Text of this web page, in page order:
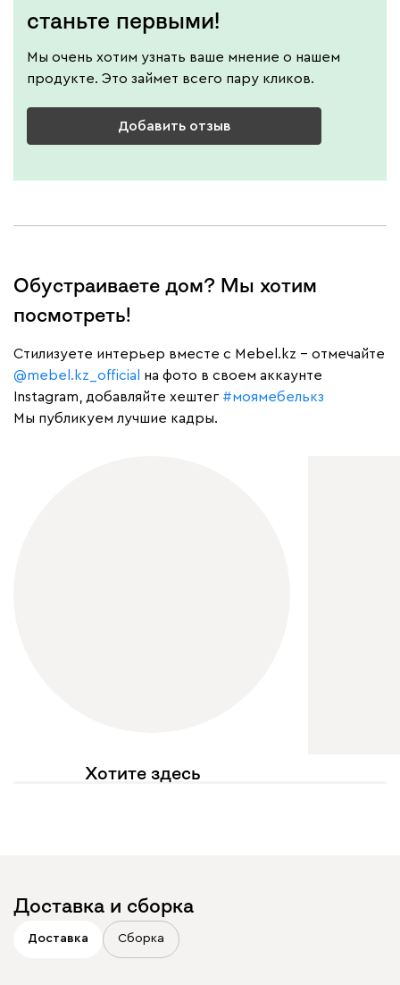
станьте первыми!
Мы очень хотим узнать ваше мнение о нашем
продукте. Это займет всего пару кликов.
Добавить отзыв
Обустраиваете дом? Мы хотим
посмотреть!
Cтилизуете интерьер вместе с Mebel.kz – отмечайте
@mebel.kz_official
на фото в своем аккаунте
Instagram, добавляйте хештег #моямебелькз
Мы публикуем лучшие кадры.
Хотите здесь
Доставка и сборка
Доставка Сборка